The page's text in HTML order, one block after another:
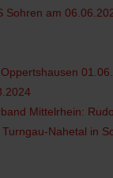
Sohren am
Mittelrhein:
Nahetal in